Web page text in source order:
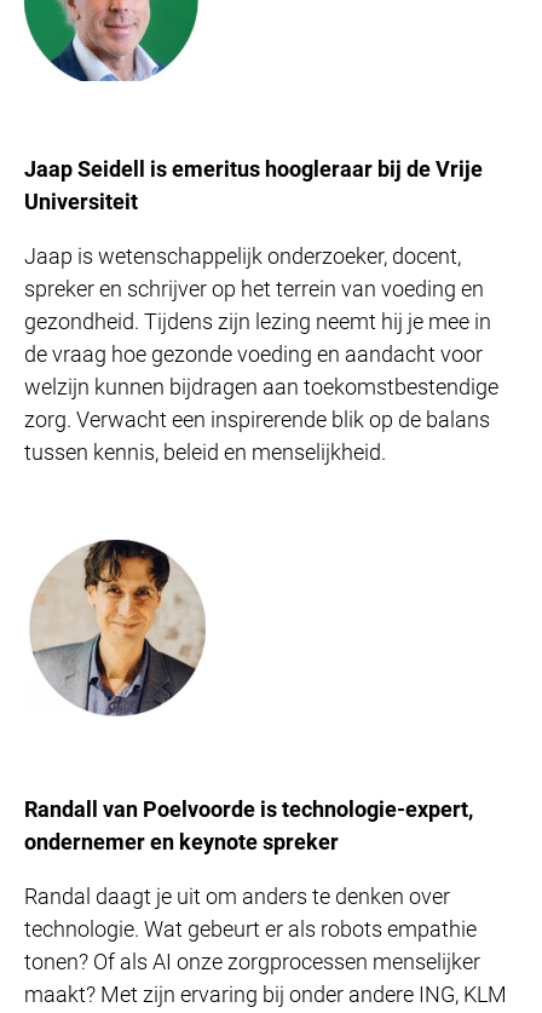
Jaap Seidell is emeritus hoogleraar bij de Vrije
Universiteit
Jaap is wetenschappelijk onderzoeker, docent,
spreker en schrijver op het terrein van voeding en
gezondheid. Tijdens zijn lezing neemt hij je mee in
de vraag hoe gezonde voeding en aandacht voor
welzijn kunnen bijdragen aan toekomstbestendige
zorg. Verwacht een inspirerende blik op de balans
tussen kennis, beleid en menselijkheid.
Randall van Poelvoorde is technologie-expert,
ondernemer en keynote spreker
Randal daagt je uit om anders te denken over
technologie. Wat gebeurt er als robots empathie
tonen? Of als AI onze zorgprocessen menselijker
maakt? Met zijn ervaring bij onder andere ING, KLM